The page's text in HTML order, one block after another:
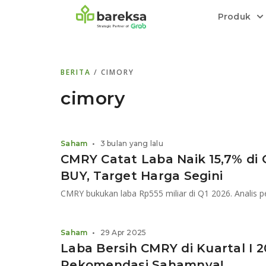
Produk
Transaksi cepat,
Bebas pilih partner penyimpanan, harga
relatif stabil.
Menyediakan layanan manajemen
Informasi terkini dan tepercaya terkait
Kenali rekam jejak dan
BERITA / CIMORY
cimory
CMRY Catat Laba Naik 15,7% di
BUY, Target Harga Segini
Saham • 3 bulan yang lalu
Laba Bersih CMRY di Kuartal I
Saham • 29 Apr 2025